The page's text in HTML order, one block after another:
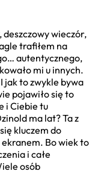
deszczowy wieczór,
trafiłem na
autentycznego,
mi u innych.
jak to zwykle bywa
pojawiło się to
i Ciebie tu
ma lat? Ta z
kluczem do
Bo wiek to
i całe
osób